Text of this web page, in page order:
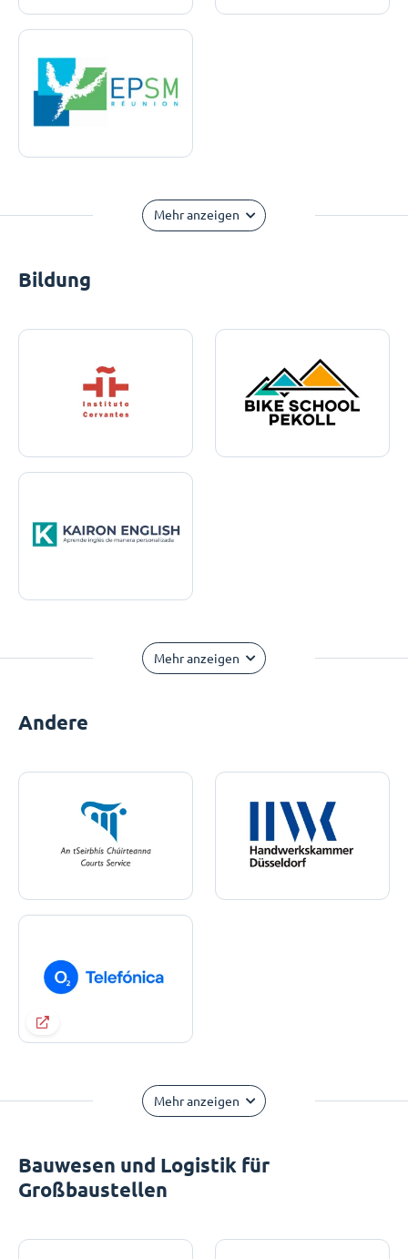
Mehr anzeigen
Bildung
Mehr anzeigen
Andere
Mehr anzeigen
Bauwesen und Logistik für
Großbaustellen